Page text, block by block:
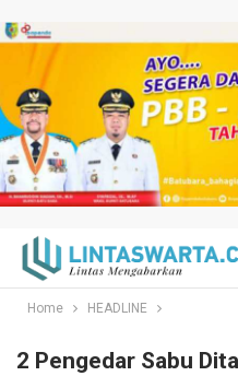
Home HEADLINE
2 Pengedar Sabu